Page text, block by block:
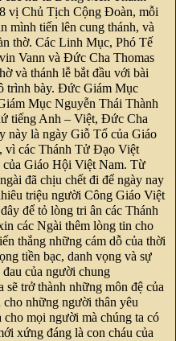
vị Chủ Tịch Cộng Đoàn, mỗi
mình tiến lên cung thánh, và
thờ. Các Linh Mục, Phó Tế
Vann và Đức Cha Thomas
và thánh lễ bắt đầu với bài
trình bày. Đức Giám Mục
Mục Nguyễn Thái Thành
tiếng Anh – Việt, Đức Cha
này là ngày Giỗ Tổ của Giáo
vì các Thánh Tử Đạo Việt
Giáo Hội Việt Nam. Từ
đã chịu chết đi để ngày nay
triệu người Công Giáo Việt
để tỏ lòng tri ân các Thánh
các Ngài thêm lòng tin cho
thắng những cám dỗ của thời
tiền bạc, danh vọng và sự
của người chung
trở thành những môn đệ của
cho những người thân yêu
mọi người mà chúng ta có
xứng đáng là con cháu của